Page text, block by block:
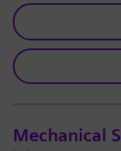
Mechanical